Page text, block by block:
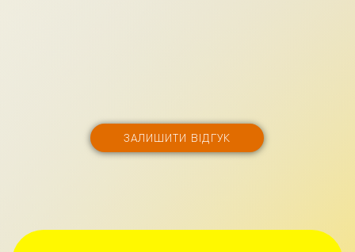
ЗАЛИШИТИ ВІДГУК